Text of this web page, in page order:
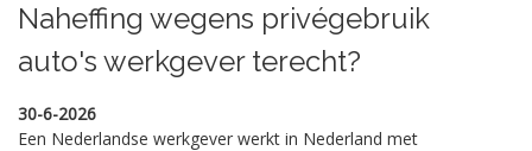
Naheffing wegens privégebruik
auto's werkgever terecht?
30-6-2026
Een Nederlandse werkgever werkt in Nederland met